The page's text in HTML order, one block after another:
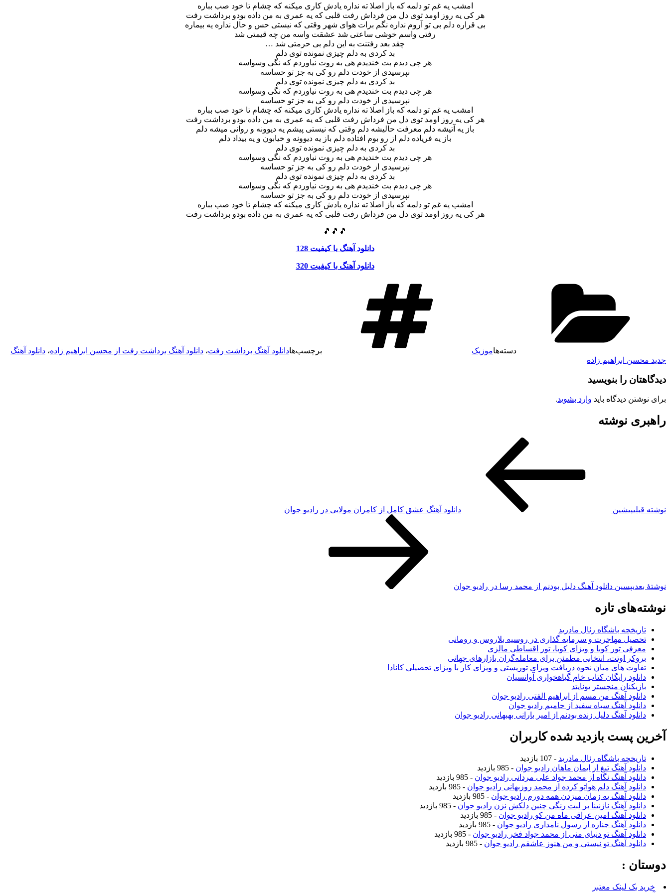
امشب یه غم تو دلمه که باز اصلا ته نداره یادش کاری میکنه که چشام تا خود صب بباره
هر کی یه روز اومد توی دل من فرداش رفت قلبی که یه عمری به من داده بودو برداشت رفت
بی قراره دلم بی تو آروم نداره نگم برات هوای شهر وقتی که نیستی حس و حال نداره یه بیماره
رفتی واسم خوشی ساعتی شد عشقت واسه من چه قیمتی شد
چقد بعد رفتنت به این دلم بی حرمتی شد …
بد کردی به دلم چیزی نمونده توی دلم
هر چی دیدم بت خندیدم هی به روت نیاوردم که نگی وسواسه
نپرسیدی از خودت دلم رو کی به جز تو حساسه
بد کردی به دلم چیزی نمونده توی دلم
هر چی دیدم بت خندیدم هی به روت نیاوردم که نگی وسواسه
نپرسیدی از خودت دلم رو کی به جز تو حساسه
امشب یه غم تو دلمه که باز اصلا ته نداره یادش کاری میکنه که چشام تا خود صب بباره
هر کی یه روز اومد توی دل من فرداش رفت قلبی که یه عمری به من داده بودو برداشت رفت
باز یه آتیشه دلم معرفت حالیشه دلم وقتی که نیستی پیشم یه دیوونه و روانی میشه دلم
باز یه فریاده دلم از رو بوم افتاده دلم باز یه دیوونه و خیابون و یه بیداد دلم
بد کردی به دلم چیزی نمونده توی دلم
هر چی دیدم بت خندیدم هی به روت نیاوردم که نگی وسواسه
نپرسیدی از خودت دلم رو کی به جز تو حساسه
بد کردی به دلم چیزی نمونده توی دلم
هر چی دیدم بت خندیدم هی به روت نیاوردم که نگی وسواسه
نپرسیدی از خودت دلم رو کی به جز تو حساسه
امشب یه غم تو دلمه که باز اصلا ته نداره یادش کاری میکنه که چشام تا خود صب بباره
هر کی یه روز اومد توی دل من فرداش رفت قلبی که یه عمری به من داده بودو برداشت رفت
🎵🎵🎵
دانلود آهنگ با کیفیت 128
دانلود آهنگ با کیفیت 320
دسته‌هاموزیک برچسب‌هادانلود آهنگ برداشت رفت، دانلود آهنگ برداشت رفت از محسن ابراهیم زاده، دانلود آهنگ
جدید محسن ابراهیم زاده
دیدگاهتان را بنویسید
برای نوشتن دیدگاه باید وارد بشوید.
راهبری نوشته
نوشته قبلیپیشین دانلود آهنگ عشق کامل از کامران مولایی در رادیو جوان
نوشته‌ٔ بعدیپسین دانلود آهنگ دلیل بودنم از محمد رسا در رادیو جوان
نوشته‌های تازه
تاریخچه باشگاه رئال مادرید
تحصیل مهاجرت و سرمایه گذاری در روسیه بلاروس و رومانی
معرفی تور کوبا و ویزای کوبا، تور اقساطی مالزی
بروکر اوتت، انتخابی مطمئن برای معامله‌گران بازارهای جهانی
تفاوت های میان نحوه دریافت ویزای توریستی و ویزای کار با ویزای تحصیلی کانادا
دانلود رایگان کتاب خام گیاهخواری آوانسیان
بازیکنان منچستر یونایتد
دانلود آهنگ من مسم از ابراهیم الفتی رادیو جوان
دانلود آهنگ سیاه سفید از حامیم رادیو جوان
دانلود آهنگ دلیل زنده بودنم از امیر بارانی بهبهانی رادیو جوان
آخرین پست بازدید شده کاربران
تاریخچه باشگاه رئال مادرید - 107 بازدید
دانلود آهنگ تیغ از ایمان ماهان رادیو جوان - 985 بازدید
دانلود آهنگ نگاه از محمد جواد علی مردانی رادیو جوان - 985 بازدید
دانلود آهنگ دلم هواتو کرده از محمد روزبهانی رادیو جوان - 985 بازدید
دانلود آهنگ یه زمان میزدن همه دورم رادیو جوان - 985 بازدید
دانلود آهنگ نازنینا بر لبت رنگی چنین دلکش نزن رادیو جوان - 985 بازدید
دانلود آهنگ امین عراقی ماه من کو رادیو جوان - 985 بازدید
دانلود آهنگ جنازه از رسول نامداری رادیو جوان - 985 بازدید
دانلود آهنگ تو دنیای منی از محمد جواد فخر رادیو جوان - 985 بازدید
دانلود آهنگ تو نیستی و من هنوز عاشقم رادیو جوان - 985 بازدید
دوستان :
خرید بک لینک معتبر